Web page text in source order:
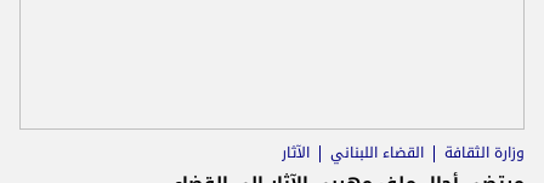
وزارة الثقافة القضاء اللبناني الآثار